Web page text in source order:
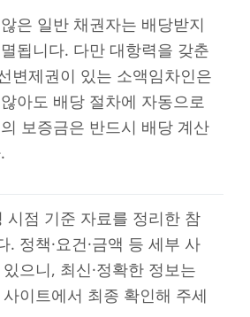
은 일반 채권자는 배당받지
됩니다. 다만 대항력을 갖춘
변제권이 있는 소액임차인은
아도 배당 절차에 자동으로
보증금은 반드시 배당 계산
점 기준 자료를 정리한 참
. 정책·요건·금액 등 세부 사
으니, 최신·정확한 정보는
이트에서 최종 확인해 주세